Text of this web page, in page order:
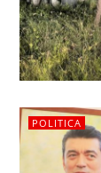
POLITICA